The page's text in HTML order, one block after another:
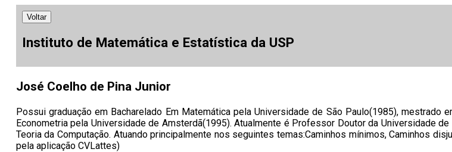
Voltar
Instituto de Matemática e Estatística da USP
José Coelho de Pina Junior
Possui graduação em Bacharelado Em Matemática pela Universidade de São Paulo(1985),
Econometria pela Universidade de Amsterdã(1995). Atualmente é Professor Doutor da Universidade
Teoria da Computação. Atuando principalmente nos seguintes temas:Caminhos mínimos, Caminhos
pela aplicação CVLattes)